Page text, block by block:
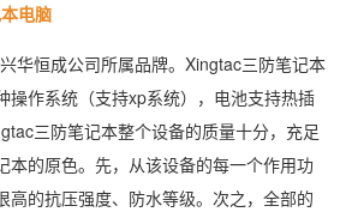
电脑
华恒成公司所属品牌。Xingtac三防笔记本
操作系统（支持xp系统），电池支持热插
三防笔记本整个设备的质量十分，充足
本的原色。先，从该设备的每一个作用功
高的抗压强度、防水等级。次之，全部的